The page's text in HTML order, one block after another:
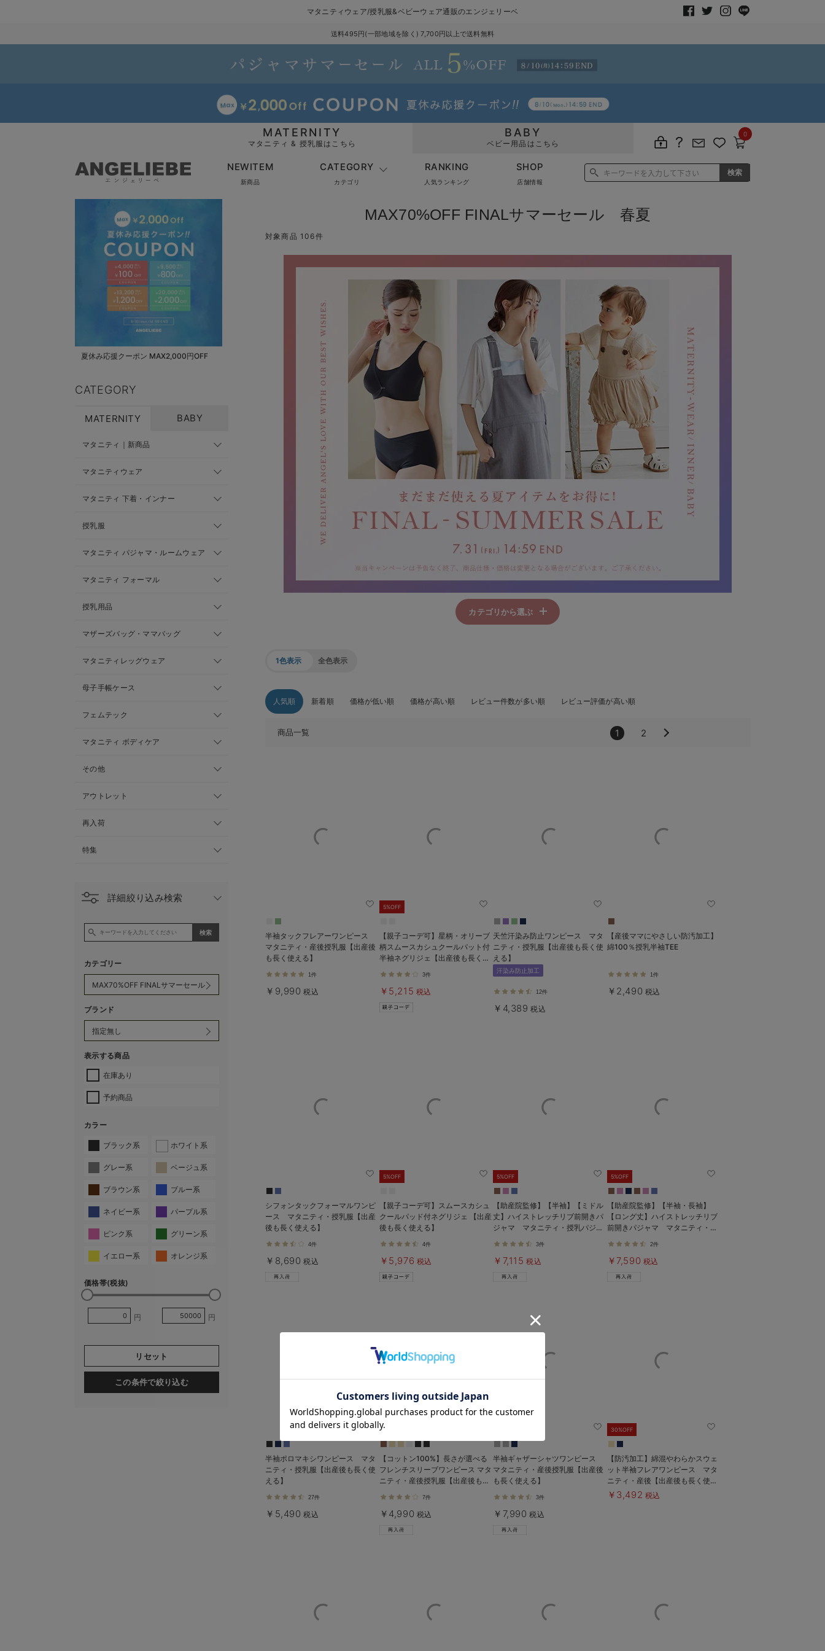
マタニティウェア/授乳服&ベビーウェア通販のエンジェリーベ
送料495円(一部地域を除く) 7,700円以上で送料無料
MATERNITY
マタニティ & 授乳服はこちら
BABY
ベビー用品はこちら
0
NEWITEM
新商品
CATEGORY
カテゴリ
RANKING
人気ランキング
SHOP
店舗情報
夏休み応援クーポン MAX2,000円OFF
CATEGORY
MATERNITY BABY
マタニティ｜新商品
マタニティウェア
マタニティ 下着・インナー
授乳服
マタニティ パジャマ・ルームウェア
マタニティ フォーマル
授乳用品
マザーズバッグ・ママバッグ
マタニティレッグウェア
母子手帳ケース
フェムテック
マタニティ ボディケア
その他
アウトレット
再入荷
特集
詳細絞り込み検索
カテゴリー
ブランド
表示する商品
在庫あり
予約商品
カラー
ブラック系 ホワイト系
グレー系 ベージュ系
ブラウン系 ブルー系
ネイビー系 パープル系
ピンク系 グリーン系
イエロー系 オレンジ系
価格帯(税抜)
円 円
リセット
この条件で絞り込む
MAX70%OFF FINALサマーセール 春夏
対象商品 106件
カテゴリから選ぶ
ワンピース
FINALサマーセール
FINALサマーセール
1色表示 全色表示
人気順 新着順 価格が低い順 価格が高い順 レビュー件数が多い順 レビュー評価が高い順
商品一覧 1 2
半袖タックフレアーワンピース
マタニティ・産後授乳服【出産後
も長く使える】
1件
￥9,990 税込
5%OFF
【親子コーデ可】星柄・オリーブ
柄スムースカシュクールパット付
半袖ネグリジェ【出産後も長く使
3件
￥5,215 税込
天竺汗染み防止ワンピース マタ
ニティ・授乳服【出産後も長く使
える】
汗染み防止加工
12件
￥4,389 税込
【産後ママにやさしい防汚加工】
綿100％授乳半袖TEE
1件
￥2,490 税込
シフォンタックフォーマルワンピ
ース マタニティ・授乳服【出産
後も長く使える】
4件
￥8,690 税込
5%OFF
【親子コーデ可】スムースカシュ
クールパッド付ネグリジェ 【出産
後も長く使える】
4件
￥5,976 税込
5%OFF
【助産院監修】【半袖】【ミドル
丈】ハイストレッチリブ前開きパ
ジャマ マタニティ・授乳パジャ
マ【出産後も長く使える】
3件
￥7,115 税込
5%OFF
【助産院監修】【半袖・長袖】
【ロング丈】ハイストレッチリブ
前開きパジャマ マタニティ・授
乳パジャマ【出産後も長く使え
2件
￥7,590 税込
半袖ポロマキシワンピース マタ
ニティ・授乳服【出産後も長く使
える】
27件
￥5,490 税込
【コットン100%】長さが選べる
フレンチスリーブワンピース マタ
ニティ・産後授乳服【出産後も長
7件
￥4,990 税込
半袖ギャザーシャツワンピース
マタニティ・産後授乳服【出産後
も長く使える】
3件
￥7,990 税込
30%OFF
【防汚加工】綿混やわらかスウェ
ット半袖フレアワンピース マタ
ニティ・産後【出産後も長く使え
る】
￥3,492 税込
お気に入り商品を確認する